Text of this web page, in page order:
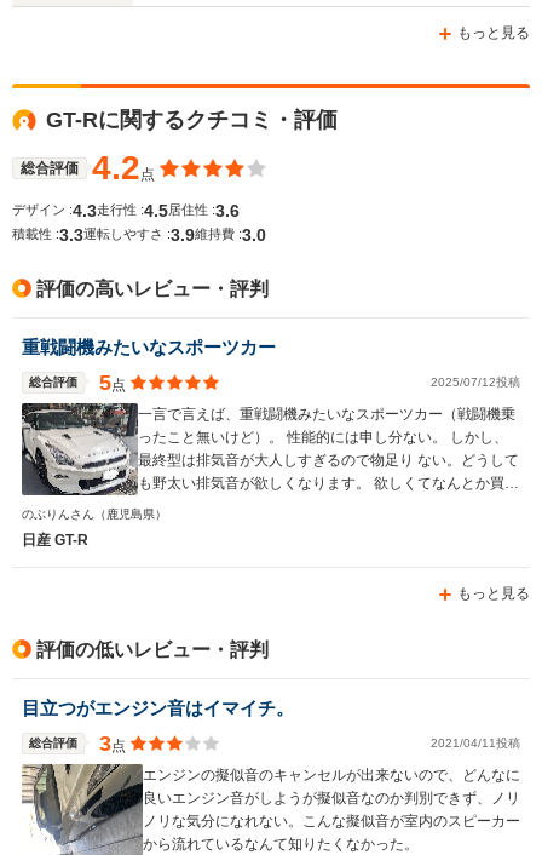
WLTCモード
燃費
排気量
駆動方式
-
2568cc
4WD
└郊外:11.3～
もっと見る
GT-Rに関するクチコミ・評価
総合評価 4.2点
デザイン :4.3走行性 :4.5 居住性 :3.6
積載性 :3.3運転しやすさ :3.9維持費 :3.0
評価の高いレビュー・評判
重戦闘機みたいなスポーツカー
総合評価 5点 2025/07/12投稿
一言で言えば、重戦闘機みたいなスポーツカー（戦闘機乗
ったこと無いけど）。 性能的には申し分ない。 しかし、
最終型は排気音が大人しすぎるので物足り ない。どうして
も野太い排気音が欲しくなります。 欲しくてなんとか買え
たので、大切にしたい車です 高速でとても楽。高速ツア
のぶりんさん （鹿児島県）
日産 GT-R
もっと見る
評価の低いレビュー・評判
目立つがエンジン音はイマイチ。
総合評価 3点 2021/04/11投稿
エンジンの擬似音のキャンセルが出来ないので、どんなに
良いエンジン音がしようが擬似音なのか判別できず、ノリ
ノリな気分になれない。こんな擬似音が室内のスピーカー
から流れているなんて知りたくなかった。